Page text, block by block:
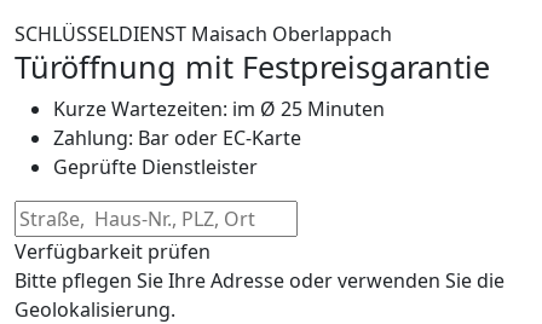
SCHLÜSSELDIENST Maisach Oberlappach
Türöffnung mit Festpreisgarantie
Kurze Wartezeiten: im Ø 25 Minuten
Zahlung: Bar oder EC-Karte
Geprüfte Dienstleister
Verfügbarkeit prüfen
Bitte pflegen Sie Ihre Adresse oder verwenden Sie die
Geolokalisierung.